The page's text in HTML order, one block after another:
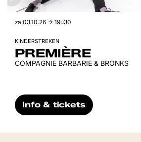
PREMIÈRE
COMPAGNIE BARBARIE & BRONKS
KINDERSTREKEN
za 03.10.26 → 19u30
Info & tickets